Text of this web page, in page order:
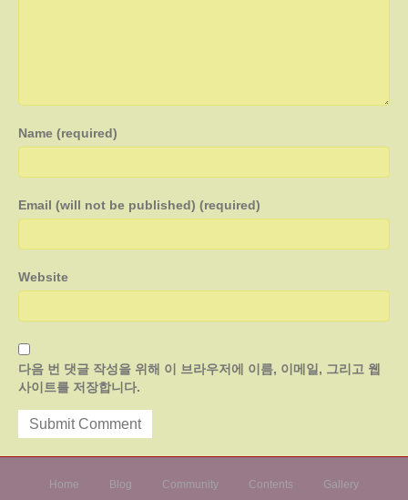
Name (required)
Email (will not be published) (required)
Website
다음 번 댓글 작성을 위해 이 브라우저에 이름, 이메일, 그리고 웹
사이트를 저장합니다.
Home Blog Community Contents Gallery